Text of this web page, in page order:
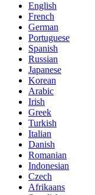
English
French
German
Portuguese
Spanish
Russian
Japanese
Korean
Arabic
Irish
Greek
Turkish
Italian
Danish
Romanian
Indonesian
Czech
Afrikaans